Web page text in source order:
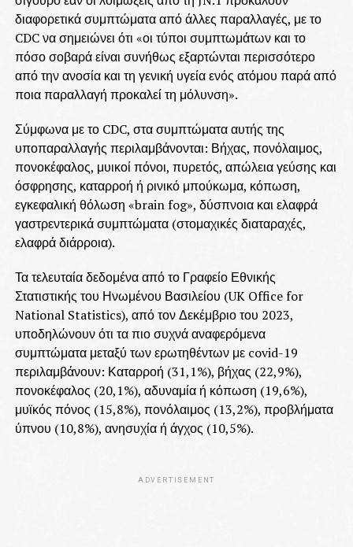
διαφορετικά συμπτώματα από άλλες παραλλαγές, με το
CDC να σημειώνει ότι «οι τύποι συμπτωμάτων και το
πόσο σοβαρά είναι συνήθως εξαρτώνται περισσότερο
από την ανοσία και τη γενική υγεία ενός ατόμου παρά από
ποια παραλλαγή προκαλεί τη μόλυνση».
Σύμφωνα με το CDC, στα συμπτώματα αυτής της
υποπαραλλαγής περιλαμβάνονται: Βήχας, πονόλαιμος,
πονοκέφαλος, μυικοί πόνοι, πυρετός, απώλεια γεύσης και
όσφρησης, καταρροή ή ρινικό μπούκωμα, κόπωση,
εγκεφαλική θόλωση «brain fog», δύσπνοια και ελαφρά
γαστρεντερικά συμπτώματα (στομαχικές διαταραχές,
ελαφρά διάρροια).
Τα τελευταία δεδομένα από το Γραφείο Εθνικής
Στατιστικής του Ηνωμένου Βασιλείου (UK Office for
National Statistics), από τον Δεκέμβριο του 2023,
υποδηλώνουν ότι τα πιο συχνά αναφερόμενα
συμπτώματα μεταξύ των ερωτηθέντων με covid-19
περιλαμβάνουν: Καταρροή (31,1%), βήχας (22,9%),
πονοκέφαλος (20,1%), αδυναμία ή κόπωση (19,6%),
μυϊκός πόνος (15,8%), πονόλαιμος (13,2%), προβλήματα
ύπνου (10,8%), ανησυχία ή άγχος (10,5%).
ADVERTISEMENT